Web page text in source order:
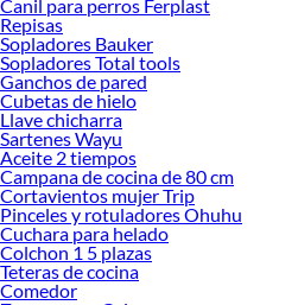
decoración. ¡Visítanos y haz tus ideas realidad!
Canil para perros Ferplast
Repisas
Sopladores Bauker
Sopladores Total tools
Ganchos de pared
Cubetas de hielo
Llave chicharra
Sartenes Wayu
Aceite 2 tiempos
Campana de cocina de 80 cm
Cortavientos mujer Trip
Pinceles y rotuladores Ohuhu
Cuchara para helado
Colchon 1 5 plazas
Teteras de cocina
Comedor